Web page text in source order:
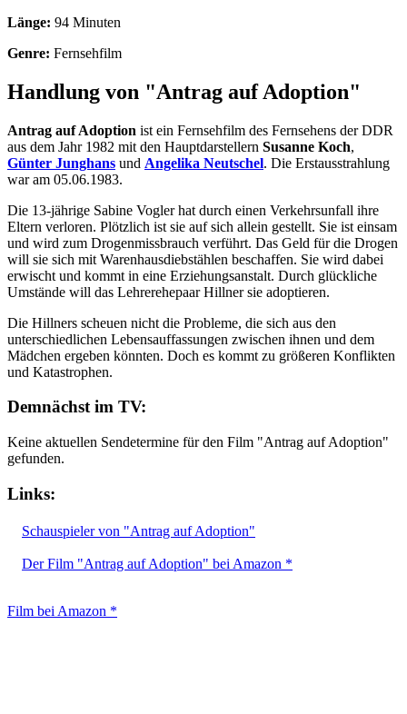
Länge: 94 Minuten
Genre: Fernsehfilm
Handlung von "Antrag auf Adoption"
Antrag auf Adoption ist ein Fernsehfilm des Fernsehens der DDR
aus dem Jahr 1982 mit den Hauptdarstellern Susanne Koch,
Günter Junghans und Angelika Neutschel. Die Erstausstrahlung
war am 05.06.1983.
Die 13-jährige Sabine Vogler hat durch einen Verkehrsunfall ihre
Eltern verloren. Plötzlich ist sie auf sich allein gestellt. Sie ist einsam
und wird zum Drogenmissbrauch verführt. Das Geld für die Drogen
will sie sich mit Warenhausdiebstählen beschaffen. Sie wird dabei
erwischt und kommt in eine Erziehungsanstalt. Durch glückliche
Umstände will das Lehrerehepaar Hillner sie adoptieren.
Die Hillners scheuen nicht die Probleme, die sich aus den
unterschiedlichen Lebensauffassungen zwischen ihnen und dem
Mädchen ergeben könnten. Doch es kommt zu größeren Konflikten
und Katastrophen.
Demnächst im TV:
Keine aktuellen Sendetermine für den Film "Antrag auf Adoption"
gefunden.
Links:
Schauspieler von "Antrag auf Adoption"
Der Film "Antrag auf Adoption" bei Amazon *
Film bei Amazon *